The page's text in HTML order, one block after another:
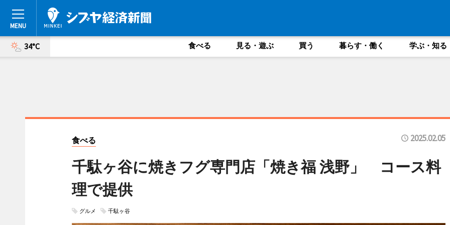
34°C 食べる 見る・遊ぶ 買う 暮らす・働く 学ぶ・知る
食べる 2025.02.05
千駄ヶ谷に焼きフグ専門店「焼き福 浅野」 コース料
理で提供
グルメ 千駄ヶ谷